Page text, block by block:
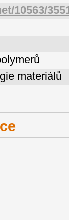
10563/
materiálů